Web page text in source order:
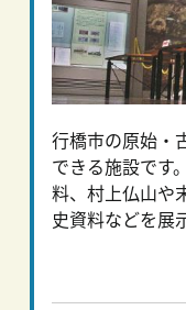
行橋市の原始・
できる施設です
料、村上仏山や
史資料などを展